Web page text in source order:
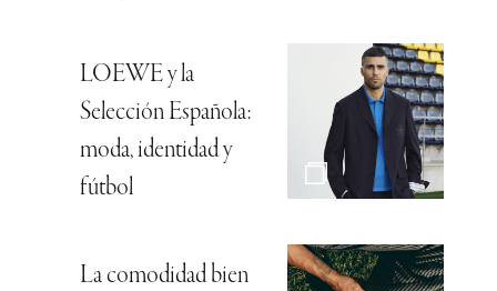
LOEWE y la
Selección Española:
moda, identidad y
fútbol
La comodidad bien